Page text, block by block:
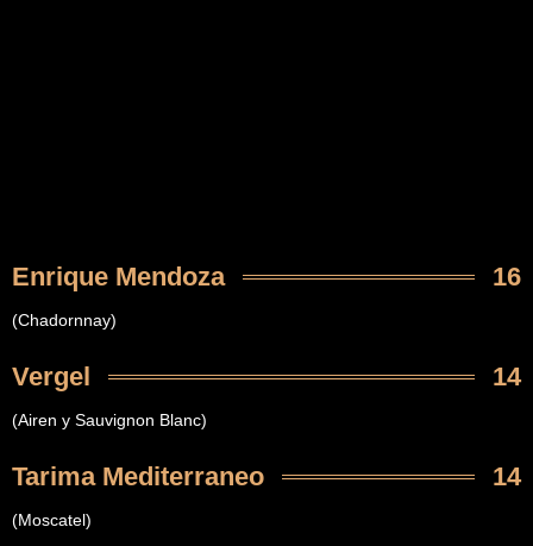
Enrique Mendoza 16
(Chadornnay)
Vergel 14
(Airen y Sauvignon Blanc)
Tarima Mediterraneo 14
(Moscatel)